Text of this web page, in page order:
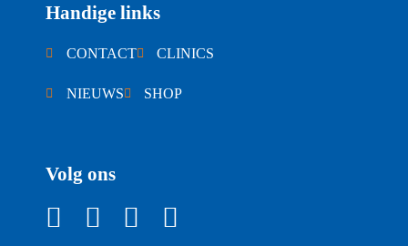
Handige links
CONTACT CLINICS
NIEUWS SHOP
Volg ons